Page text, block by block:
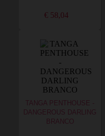
€ 58,04
TANGA PENTHOUSE -
DANGEROUS DARLING
BRANCO